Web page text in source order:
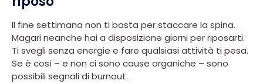
Il fine settimana non ti basta per staccare la spina.
Magari neanche hai a disposizione giorni per riposarti.
Ti svegli senza energie e fare qualsiasi attività ti pesa.
Se è così – e non ci sono cause organiche – sono
possibili segnali di burnout.